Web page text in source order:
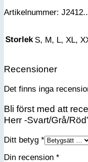
Artikelnummer: J2412..
Storlek S, M, L, XL,
Recensioner
Det finns inga
Bli först med att
Herr -Svart/Grå/
Ditt betyg *
Din recension *